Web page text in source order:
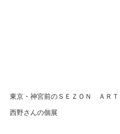
東京・神宮前のＳＥＺＯＮ ＡＲ
西野さんの個展